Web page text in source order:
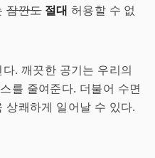
잠깐도 절대 허용할 수 없
. 깨끗한 공기는 우리의
를 줄여준다. 더불어 수면
상쾌하게 일어날 수 있다.